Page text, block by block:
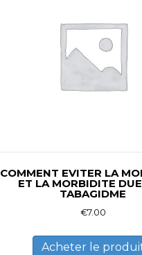
COMMENT EVITER LA
ET LA MORBIDITE
TABAGIDME
€7.00
Acheter le